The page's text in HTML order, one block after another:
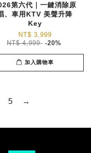
第六代｜一鍵消除原
、車用KTV 美聲升降
Key
NT$ 3,999
NT$ 4,999 -20%
加入購物車
5 →